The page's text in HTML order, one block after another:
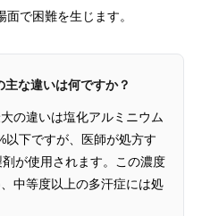
で困難を生じます。
な違いは何ですか？
の違いは塩化アルミニウム
以下ですが、医師が処方す
が使用されます。この濃度
中等度以上の多汗症には処